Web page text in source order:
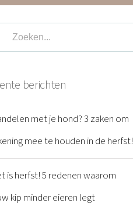
berichten
met je hond? 3 zaken om
mee te houden in de herfst!
is herfst! 5 redenen waarom
kip minder eieren legt